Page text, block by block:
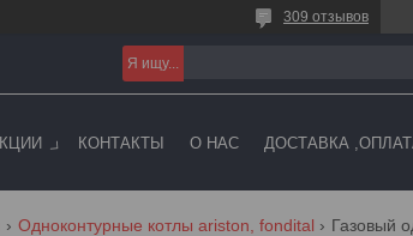
309 отзывов
КОНТАКТЫ О НАС ДОСТАВКА
Одноконтурные котлы ariston, fondital